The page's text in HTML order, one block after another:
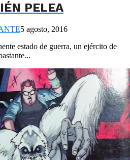
PELEA
5 agosto, 2016
estado de guerra, un ejército de